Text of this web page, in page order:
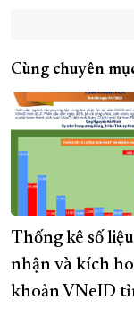
Cùng chuyên
Thống kê số
nhận và kích
khoản VNeID